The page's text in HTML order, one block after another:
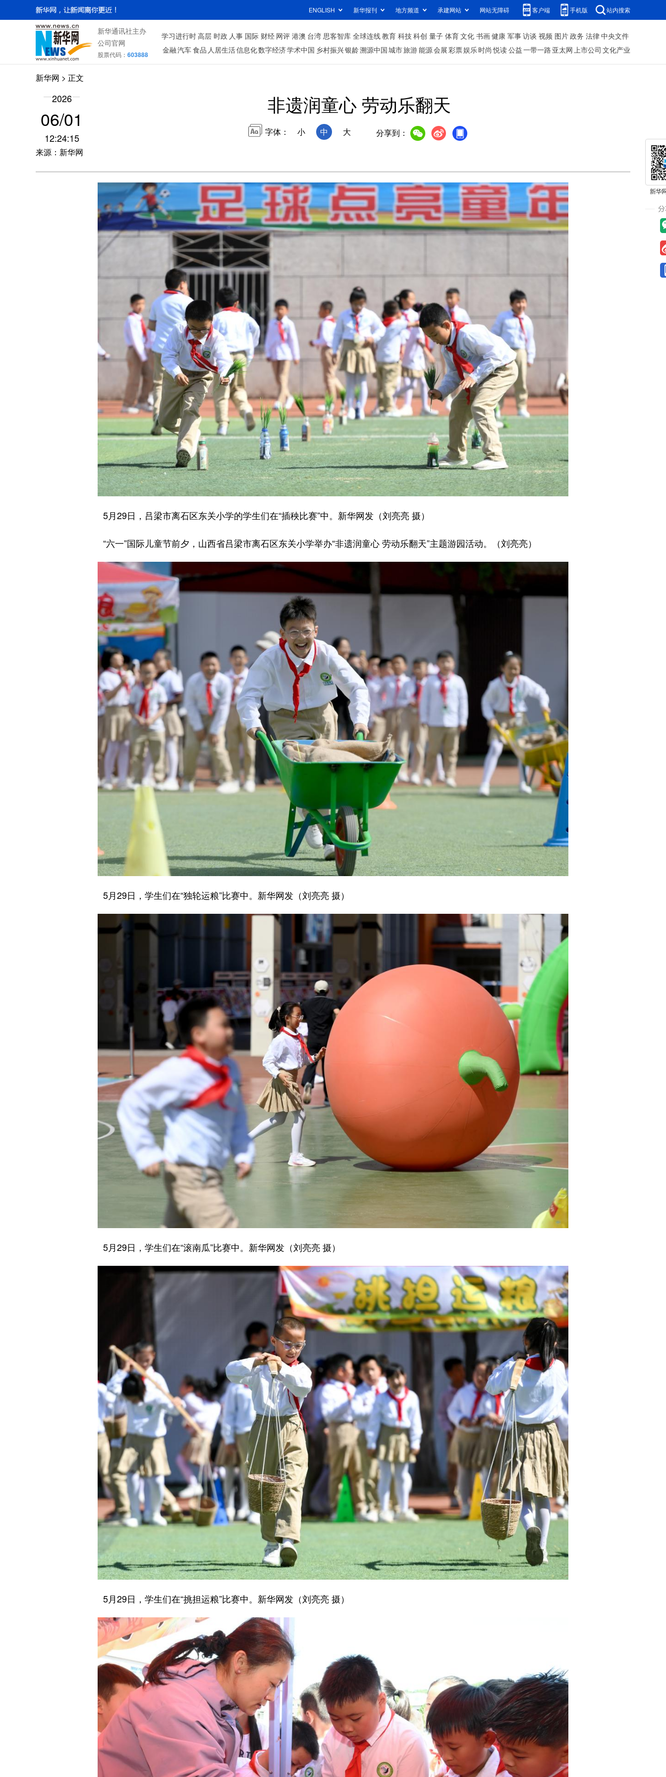
ENGLISH 新华报刊 地方频道 承建网站 网站无障碍 客户端 手机版 站内搜索
新华通讯社主办
公司官网
股票代码： 603888
学习进行时高层 时政 人事 国际 财经 网评 港澳 台湾 思客智库 全球连线教育 科技科创 量子 体育文化 书画健康 军事访谈 视频 图片政务 法律中央文件
金融汽车食品 人居生活信息化数字经济学术中国 乡村振兴银龄溯源中国城市旅游能源会展彩票娱乐时尚 悦读公益一带一路 亚太网上市公司 文化产业
新华网 > 正文
2026
06/01
12:24:15
来源：新华网
非遗润童心 劳动乐翻天
字体： 小 中 大 分享到：
5月29日，吕梁市离石区东关小学的学生们在“插秧比赛”中。新华网发（刘亮亮 摄）
“六一”国际儿童节前夕，山西省吕梁市离石区东关小学举办“非遗润童心 劳动乐翻天”主题游园活动。（刘亮亮）
5月29日，学生们在“独轮运粮”比赛中。新华网发（刘亮亮 摄）
5月29日，学生们在“滚南瓜”比赛中。新华网发（刘亮亮 摄）
5月29日，学生们在“挑担运粮”比赛中。新华网发（刘亮亮 摄）